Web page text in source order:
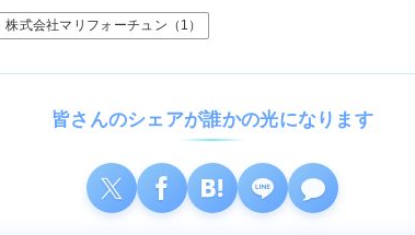
株式会社マリフォーチュン（1）
皆さんのシェアが誰かの光になります